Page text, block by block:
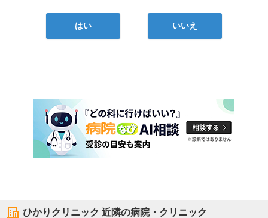
はい いいえ
ひかりクリニック 近隣の病院・クリニック